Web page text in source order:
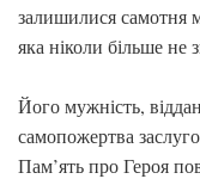
залишилися самотня
яка ніколи більше не
Його мужність,
самопожертва
Пам’ять про Героя